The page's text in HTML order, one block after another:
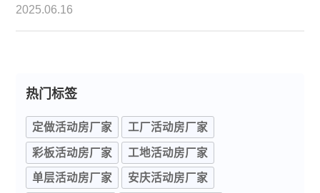
活动板房产品，如何选择既能保障工程需求，又能避
2025.06.16
热门标签
定做活动房厂家 工厂活动房厂家
彩板活动房厂家 工地活动房厂家
单层活动房厂家 安庆活动房厂家